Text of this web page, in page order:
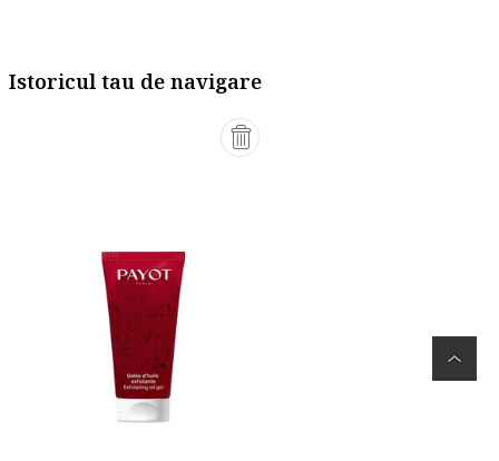
Istoricul tau de navigare